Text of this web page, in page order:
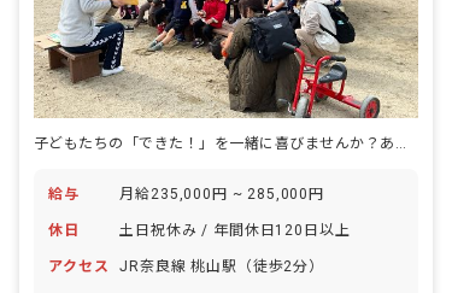
子どもたちの「できた！」を一緒に喜びませんか？あなたの個性が輝く場所です。
給与 月給235,000円 ~ 285,000円
休日 土日祝休み / 年間休日120日以上
アクセス JR奈良線 桃山駅（徒歩2分）